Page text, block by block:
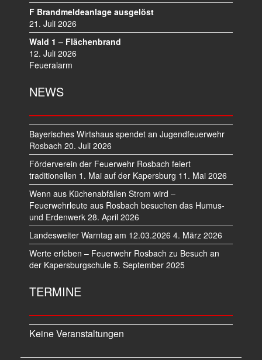
F Brandmeldeanlage ausgelöst
21. Juli 2026
Wald 1 – Flächenbrand
12. Juli 2026
Feueralarm
NEWS
Bayerisches Wirtshaus spendet an Jugendfeuerwehr
Rosbach 20. Juli 2026
Förderverein der Feuerwehr Rosbach feiert
traditionellen 1. Mai auf der Kapersburg 11. Mai 2026
Wenn aus Küchenabfällen Strom wird –
Feuerwehrleute aus Rosbach besuchen das Humus-
und Erdenwerk 28. April 2026
Landesweiter Warntag am 12.03.2026 4. März 2026
Werte erleben – Feuerwehr Rosbach zu Besuch an
der Kapersburgschule 5. September 2025
TERMINE
Keine Veranstaltungen